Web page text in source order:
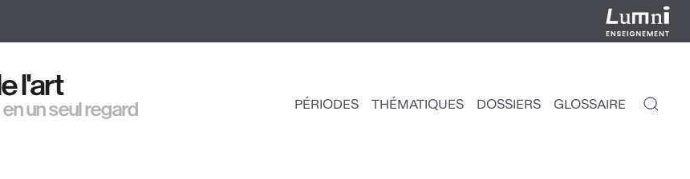
l'art
en un seul regard
NAVIGATION
PÉRIODES THÉMATIQUES DOSSIERS GLOSSAIRE